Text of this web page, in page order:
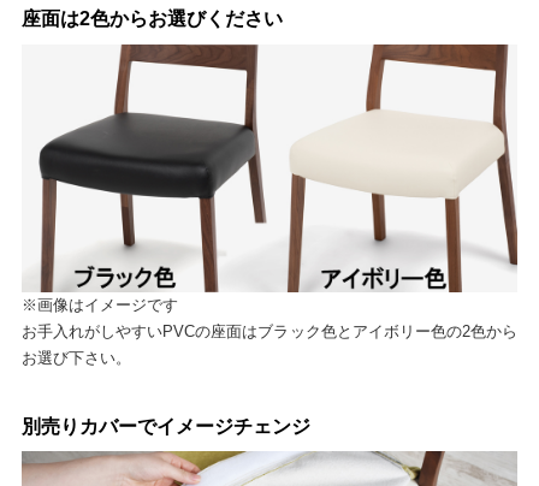
座面は2色からお選びください
※画像はイメージです
お手入れがしやすいPVCの座面はブラック色とアイボリー色の2色から
お選び下さい。
別売りカバーでイメージチェンジ